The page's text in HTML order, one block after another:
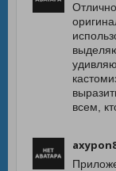
всем,